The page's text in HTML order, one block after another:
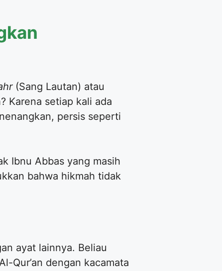
(Sang Lautan) atau
Karena setiap kali ada
persis seperti
Ibnu Abbas yang masih
bahwa hikmah tidak
ayat lainnya. Beliau
Qur’an dengan kacamata